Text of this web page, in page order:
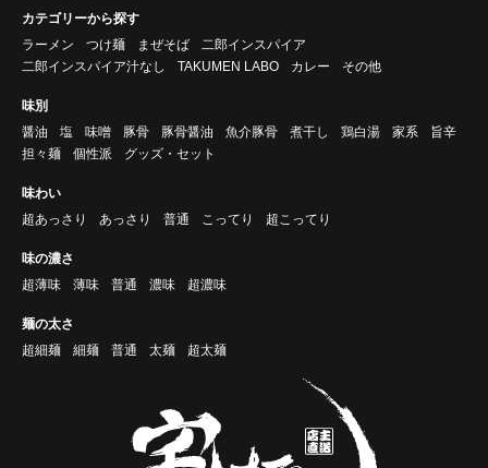
カテゴリーから探す
ラーメン
つけ麺 まぜそば
二郎インスパイア
二郎インスパイア汁なし
TAKUMEN LABO カレー その他
味別
醤油
塩 味噌 豚骨 豚骨醤油 魚介豚骨 煮干し 鶏白湯 家系
旨辛
担々麺
個性派 グッズ・セット
味わい
超あっさり
あっさり 普通 こってり 超こってり
味の濃さ
超薄味
薄味 普通 濃味 超濃味
麺の太さ
超細麺
細麺 普通 太麺 超太麺